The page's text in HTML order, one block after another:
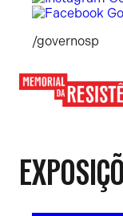
/governosp